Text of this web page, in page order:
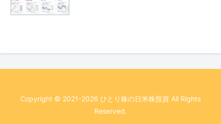
Copyright © 2021-2026 ひとり株の日米株投資 All Rights
Reserved.